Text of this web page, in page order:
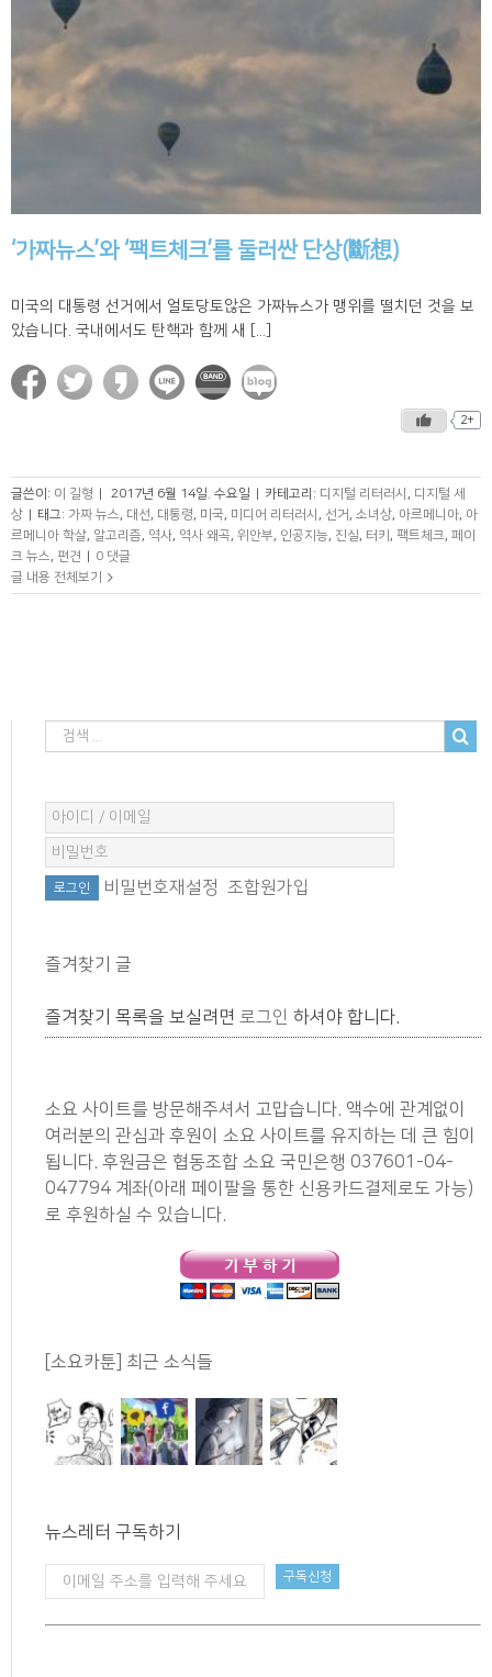
‘가짜뉴스’와 ‘팩트체크’를 둘러싼 단상(斷想)
미국의 대통령 선거에서 얼토당토않은 가짜뉴스가 맹위를 떨치던 것을 보
았습니다. 국내에서도 탄핵과 함께 새 [...]
2+
글쓴이: 이 길형 | 2017년 6월 14일. 수요일 | 카테고리: 디지털 리터러시 , 디지털 세
상 | 태그: 가짜 뉴스, 대선, 대통령, 미국, 미디어 리터러시 , 선거 , 소녀상, 아르메니아, 아
르메니아 학살, 알고리즘, 역사, 역사 왜곡, 위안부, 인공지능, 진실, 터키 , 팩트체크, 페이
크 뉴스, 편견 | 0 댓글
글 내용 전체보기
비밀번호재설정 조합원가입
즐겨찾기 글
즐겨찾기 목록을 보실려면 로그인 하셔야 합니다.
소요 사이트를 방문해주셔서 고맙습니다. 액수에 관계없이
여러분의 관심과 후원이 소요 사이트를 유지하는 데 큰 힘이
됩니다. 후원금은 협동조합 소요 국민은행 037601-04-
047794 계좌(아래 페이팔을 통한 신용카드결제로도 가능)
로 후원하실 수 있습니다.
[소요카툰] 최근 소식들
뉴스레터 구독하기